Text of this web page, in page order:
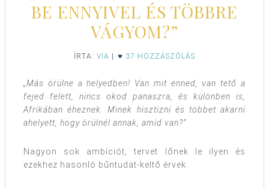
BE ENNYIVEL ÉS TÖBBRE
VÁGYOM?”
ÍRTA: VIA 37 HOZZÁSZÓLÁS
„Más örülne a helyedben! Van mit enned, van tető a
fejed felett, nincs okod panaszra, és különben is,
Afrikában éheznek. Minek hisztizni és többet akarni
ahelyett, hogy örülnél annak, amid van?”
Nagyon sok ambíciót, tervet lőnek le ilyen és
ezekhez hasonló bűntudat-keltő érvek.